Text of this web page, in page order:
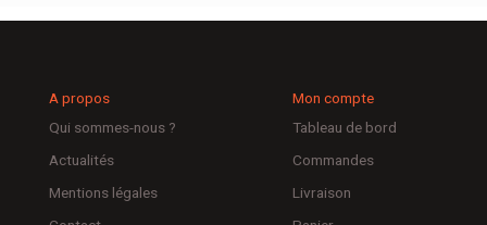
A propos
Qui sommes-nous ?
Actualités
Mentions légales
Mon compte
Tableau de bord
Commandes
Livraison